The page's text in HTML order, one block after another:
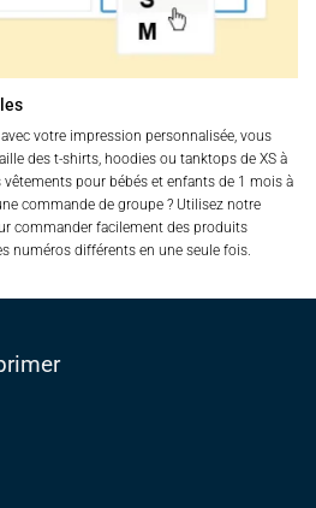
votre impression personnalisée, vous
des t-shirts, hoodies ou tanktops de XS à
pour bébés et enfants de 1 mois à
commande de groupe ? Utilisez notre
commander facilement des produits
numéros différents en une seule fois.